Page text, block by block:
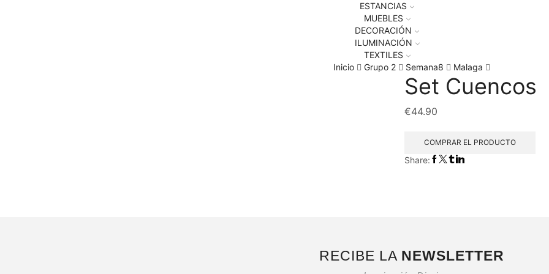
ESTANCIAS
MUEBLES
DECORACIÓN
ILUMINACIÓN
TEXTILES
Inicio Grupo 2 Semana8 Malaga
Set Cuencos
€44.90
COMPRAR EL PRODUCTO
Share:
RECIBE LA NEWSLETTER